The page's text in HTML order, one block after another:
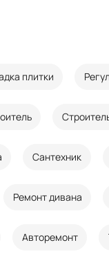
плитки
Сантехник
Ремонт дивана
Авторемонт